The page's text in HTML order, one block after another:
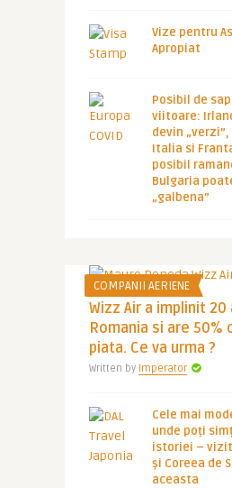
Vize pentru
Apropiat
Posibil de
viitoare:
devin
Italia si
posibil
Bulgaria
„galbena”
COMPANII AERIENE
Wizz Air a implinit 20
Romania si are 50%
piata. Ce va urma ?
Written by Imperator
Cele mai
unde poți
istoriei –
și Coreea de
aceasta